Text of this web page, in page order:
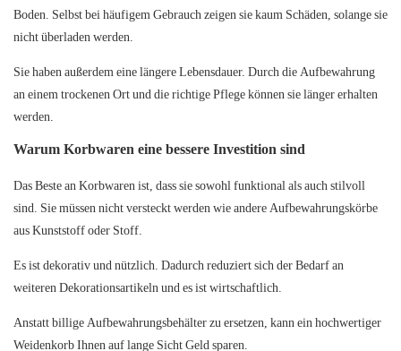
Boden. Selbst bei häufigem Gebrauch zeigen sie kaum Schäden, solange sie
nicht überladen werden.
Sie haben außerdem eine längere Lebensdauer. Durch die Aufbewahrung
an einem trockenen Ort und die richtige Pflege können sie länger erhalten
werden.
Warum Korbwaren eine bessere Investition sind
Das Beste an Korbwaren ist, dass sie sowohl funktional als auch stilvoll
sind. Sie müssen nicht versteckt werden wie andere Aufbewahrungskörbe
aus Kunststoff oder Stoff.
Es ist dekorativ und nützlich. Dadurch reduziert sich der Bedarf an
weiteren Dekorationsartikeln und es ist wirtschaftlich.
Anstatt billige Aufbewahrungsbehälter zu ersetzen, kann ein hochwertiger
Weidenkorb Ihnen auf lange Sicht Geld sparen.